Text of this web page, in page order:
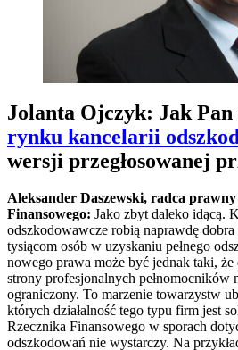
Jolanta Ojczyk: Jak Pan
rynku kancelarii
wersji przegłosowanej
Aleksander Daszewski, radca
Finansowego: Jako zbyt daleko idącą.
odszkodowawcze robią naprawdę dobra
tysiącom osób w uzyskaniu pełnego
nowego prawa może być jednak taki, że
strony profesjonalnych pełnomocników
ograniczony. To marzenie towarzystw
których działalność tego typu firm jest
Rzecznika Finansowego w sporach
odszkodowań nie wystarczy. Na